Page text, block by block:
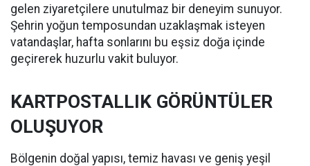
gelen ziyaretçilere unutulmaz bir deneyim sunuyor.
Şehrin yoğun temposundan uzaklaşmak isteyen
vatandaşlar, hafta sonlarını bu eşsiz doğa içinde
geçirerek huzurlu vakit buluyor.
KARTPOSTALLIK GÖRÜNTÜLER
OLUŞUYOR
Bölgenin doğal yapısı, temiz havası ve geniş yeşil